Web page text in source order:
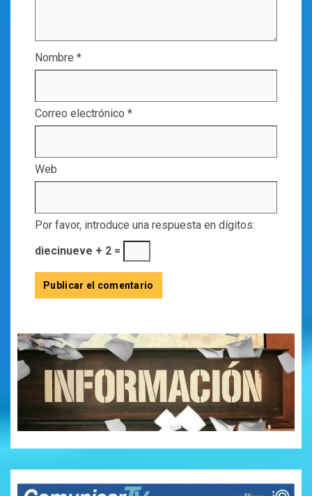
Nombre *
Correo electrónico *
Web
Por favor, introduce una respuesta en dígitos:
diecinueve + 2 =